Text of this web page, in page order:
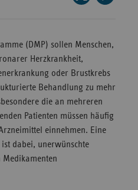
auf
(DMP) sollen Menschen,
Herzkrankheit,
oder Brustkrebs
Behandlung zu mehr
die an mehreren
Patienten müssen häufig
einnehmen. Eine
dabei, unerwünschte
Medikamenten